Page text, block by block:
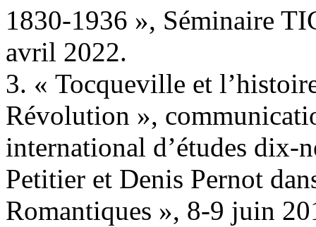
1830-1936 », Séminaire
avril 2022.
3. « Tocqueville et
Révolution »,
international d’études dix-
Petitier et Denis Pernot
Romantiques », 8-9 juin